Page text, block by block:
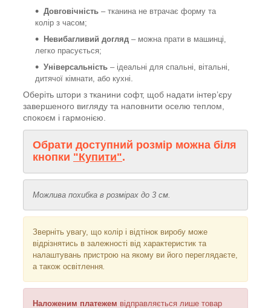
Довговічність – тканина не втрачає форму та
колір з часом;
Невибагливий догляд – можна прати в машинці,
легко прасується;
Універсальність – ідеальні для спальні, вітальні,
дитячої кімнати, або кухні
Оберіть штори з тканини софт, щоб надати інтер’єру
завершеного вигляду та наповнити оселю теплом,
спокоєм і гармонією.
Обрати доступний розмір можна біля
кнопки "Купити".
Можлива похибка в розмірах до 3 см.
Зверніть увагу, що колір і відтінок виробу може
відрізнятись в залежності від характеристик та
налаштувань пристрою на якому ви його переглядаєте,
а також освітлення
Наложеним платежем відправляється лише товар